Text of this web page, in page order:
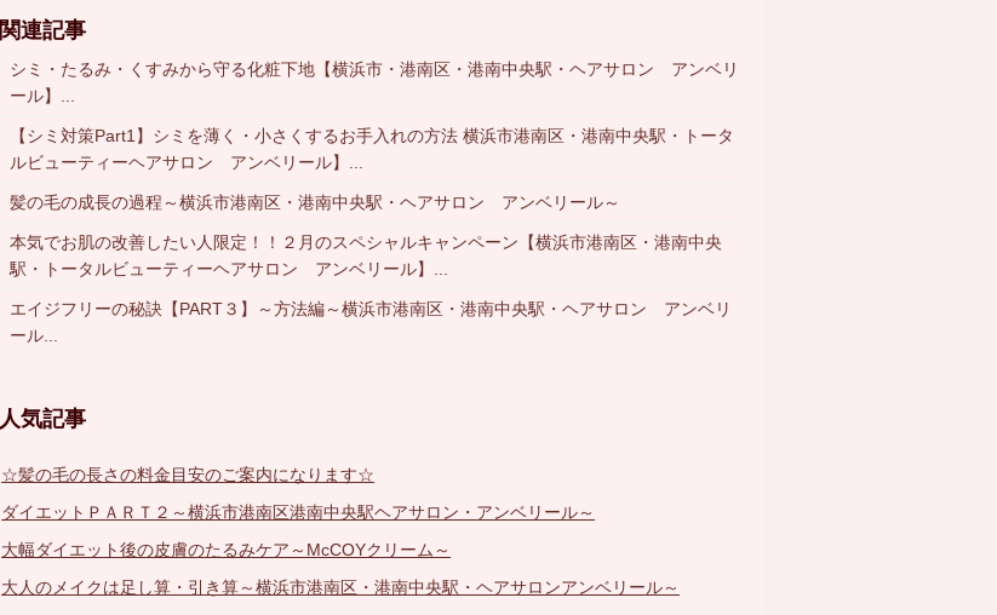
関連記事
シミ・たるみ・くすみから守る化粧下地【横浜市・港南区・港南中央駅・ヘアサロン アンベリ
ール】...
【シミ対策Part1】シミを薄く・小さくするお手入れの方法 横浜市港南区・港南中央駅・トータ
ルビューティーヘアサロン アンベリール】...
髪の毛の成長の過程～横浜市港南区・港南中央駅・ヘアサロン アンベリール～
本気でお肌の改善したい人限定！！２月のスペシャルキャンペーン【横浜市港南区・港南中央
駅・トータルビューティーヘアサロン アンベリール】...
エイジフリーの秘訣【PART３】～方法編～横浜市港南区・港南中央駅・ヘアサロン アンベリ
ール...
人気記事
☆髪の毛の長さの料金目安のご案内になります☆
ダイエットＰＡＲＴ２～横浜市港南区港南中央駅ヘアサロン・アンベリール～
大幅ダイエット後の皮膚のたるみケア～McCOYクリーム～
大人のメイクは足し算・引き算～横浜市港南区・港南中央駅・ヘアサロンアンベリール～